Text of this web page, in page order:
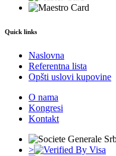
Quick links
Naslovna
Referentna lista
Opšti uslovi kupovine
O nama
Kongresi
Kontakt
>